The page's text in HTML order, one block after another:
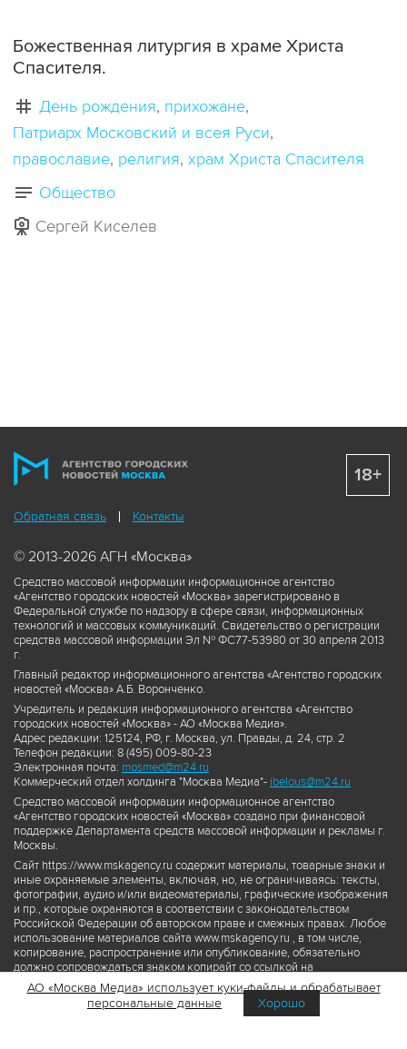
Божественная литургия в храме Христа
Спасителя.
День рождения прихожане
Патриарх Московский и всея Руси
православие религия храм Христа Спасителя
Общество
Сергей Киселев
Обратная связь Контакты
© 2013-2026 АГН «Москва»
Средство массовой информации информационное агентство
«Агентство городских новостей «Москва» зарегистрировано в
Федеральной службе по надзору в сфере связи, информационных
технологий и массовых коммуникаций. Свидетельство о регистрации
средства массовой информации Эл № ФС77-53980 от 30 апреля 2013
г.
Главный редактор информационного агентства «Агентство городских
новостей «Москва» А.Б. Воронченко.
Учредитель и редакция информационного агентства «Агентство
городских новостей «Москва» - АО «Москва Медиа».
Адрес редакции: 125124, РФ, г. Москва, ул. Правды, д. 24, стр. 2
Телефон редакции: 8 (495) 009-80-23
Электронная почта: mosmed@m24.ru
Коммерческий отдел холдинга "Москва Медиа"- ibelous@m24.ru
Средство массовой информации информационное агентство
«Агентство городских новостей «Москва» создано при финансовой
поддержке Департамента средств массовой информации и рекламы г.
Москвы.
Сайт https://www.mskagency.ru содержит материалы, товарные знаки и
иные охраняемые элементы, включая, но, не ограничиваясь: тексты,
фотографии, аудио и/или видеоматериалы, графические изображения
и пр., которые охраняются в соответствии с законодательством
Российской Федерации об авторском праве и смежных правах. Любое
использование материалов сайта www.mskagency.ru , в том числе,
копирование, распространение или опубликование, обязательно
должно сопровождаться знаком копирайт со ссылкой на
правообладателя © АО «Москва Медиа», а также гиперссылкой на сайт
www.mskagency.ru как на первоисточник информации. Переработка
материалов сайта www.mskagency.ru не допускается.
18+
АО «Москва Медиа» использует куки-файлы и обрабатывает
персональные данные
Хорошо